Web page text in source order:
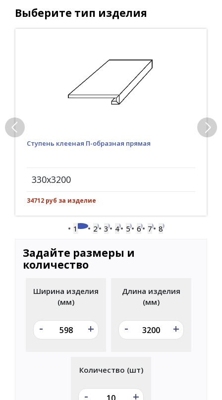
Выберите тип изделия
Ступень клееная П-образная прямая
330x3200
34712 руб за изделие
1 2 3 4 5 6 7 8
Задайте размеры и
количество
Ширина изделия
(мм)
- +
Длина изделия
(мм)
- +
Количество (шт)
- +